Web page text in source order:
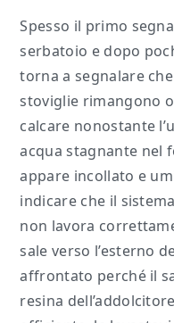
Spesso il primo
serbatoio e dopo
torna a segnalare
stoviglie rimangono
calcare nonostante
acqua stagnante nel
appare incollato e
indicare che il
non lavora
sale verso l’esterno
affrontato perché il
resina